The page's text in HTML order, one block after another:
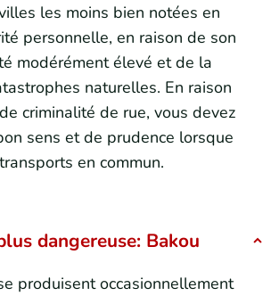
les moins bien notées en
personnelle, en raison de son
modérément élevé et de la
naturelles. En raison
criminalité de rue, vous devez
sens et de prudence lorsque
en commun.
dangereuse: Bakou
produisent occasionnellement